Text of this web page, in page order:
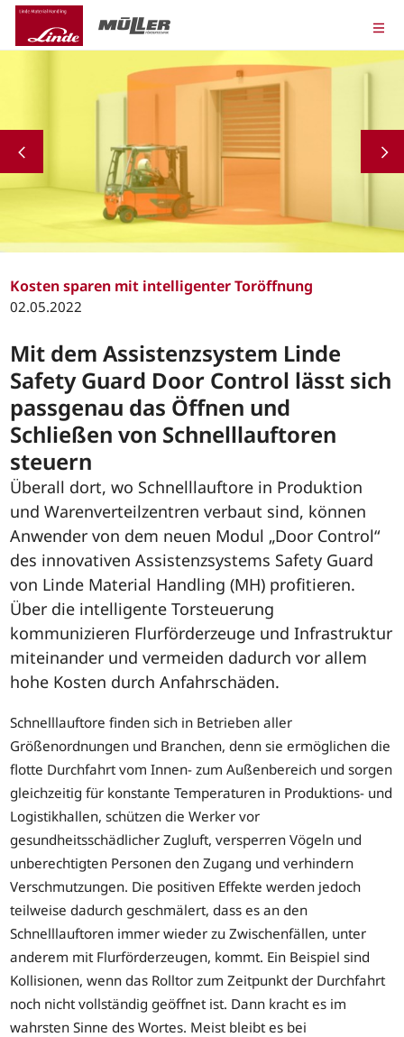
Kosten sparen mit intelligenter Toröffnung
02.05.2022
Mit dem Assistenzsystem Linde
Safety Guard Door Control lässt sich
passgenau das Öffnen und
Schließen von Schnelllauftoren
steuern
Überall dort, wo Schnelllauftore in Produktion
und Warenverteilzentren verbaut sind, können
Anwender von dem neuen Modul „Door Control“
des innovativen Assistenzsystems Safety Guard
von Linde Material Handling (MH) profitieren.
Über die intelligente Torsteuerung
kommunizieren Flurförderzeuge und Infrastruktur
miteinander und vermeiden dadurch vor allem
hohe Kosten durch Anfahrschäden.
Schnelllauftore finden sich in Betrieben aller
Größenordnungen und Branchen, denn sie ermöglichen die
flotte Durchfahrt vom Innen- zum Außenbereich und sorgen
gleichzeitig für konstante Temperaturen in Produktions- und
Logistikhallen, schützen die Werker vor
gesundheitsschädlicher Zugluft, versperren Vögeln und
unberechtigten Personen den Zugang und verhindern
Verschmutzungen. Die positiven Effekte werden jedoch
teilweise dadurch geschmälert, dass es an den
Schnelllauftoren immer wieder zu Zwischenfällen, unter
anderem mit Flurförderzeugen, kommt. Ein Beispiel sind
Kollisionen, wenn das Rolltor zum Zeitpunkt der Durchfahrt
noch nicht vollständig geöffnet ist. Dann kracht es im
wahrsten Sinne des Wortes. Meist bleibt es bei